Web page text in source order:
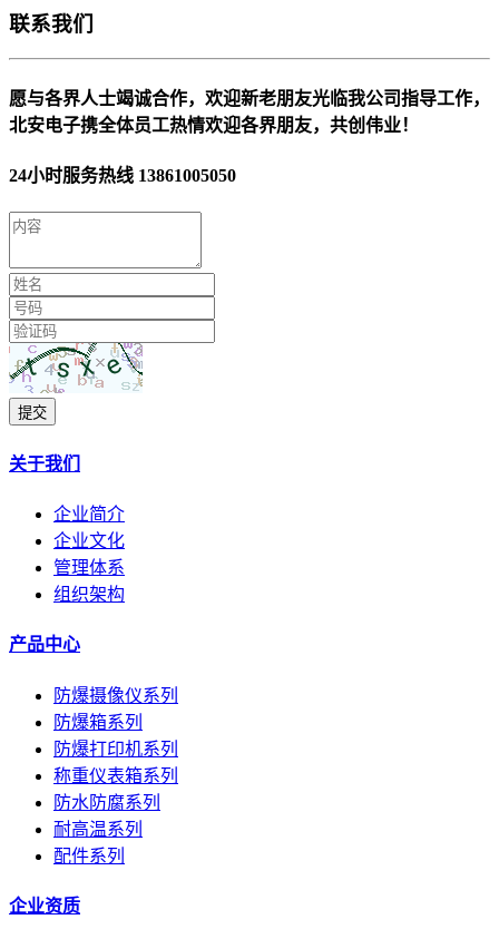
联系我们
愿与各界人士竭诚合作，欢迎新老朋友光临我公司指导工作，
北安电子携全体员工热情欢迎各界朋友，共创伟业！
24小时服务热线 13861005050
提交
关于我们
企业简介
企业文化
管理体系
组织架构
产品中心
防爆摄像仪系列
防爆箱系列
防爆打印机系列
称重仪表箱系列
防水防腐系列
耐高温系列
配件系列
企业资质